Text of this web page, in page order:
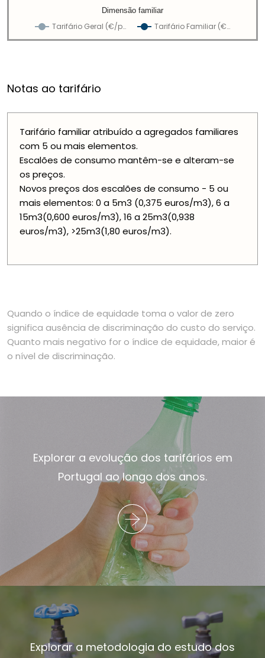
Tarifário Geral (€/p… Tarifário Familiar (€…
Dimensão familiar
Notas ao tarifário
Tarifário familiar atribuído a agregados familiares
com 5 ou mais elementos.
Escalões de consumo mantêm-se e alteram-se
os preços.
Novos preços dos escalões de consumo - 5 ou
mais elementos: 0 a 5m3 (0,375 euros/m3), 6 a
15m3(0,600 euros/m3), 16 a 25m3(0,938
euros/m3), >25m3(1,80 euros/m3).
Quando o índice de equidade toma o valor de zero
significa ausência de discriminação do custo do serviço.
Quanto mais negativo for o índice de equidade, maior é
o nível de discriminação.
Explorar a evolução dos tarifários em
Portugal ao longo dos anos.
Explorar a metodologia do estudo dos